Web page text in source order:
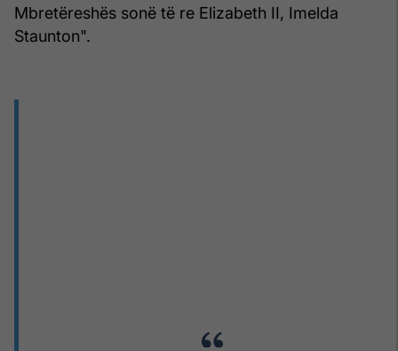
Mbretëreshës sonë të re Elizabeth II, Imelda
Staunton".